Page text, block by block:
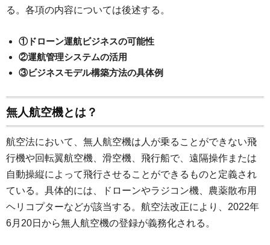
る。各項の内容については後述する。
①ドローン運航ビジネスの可能性
②運航管理システムの活用
③ビジネスモデル構築方法の具体例
無人航空機とは？
航空法において、無人航空機は人が乗ることができない飛
行機や回転翼航空機、滑空機、飛行船で、遠隔操作または
自動操縦によって飛行させることができるものと定義され
ている。具体的には、ドローンやラジコン機、農薬散布用
ヘリコプターなどが該当する。航空法改正により、2022年
6月20日から無人航空機の登録が義務化される。